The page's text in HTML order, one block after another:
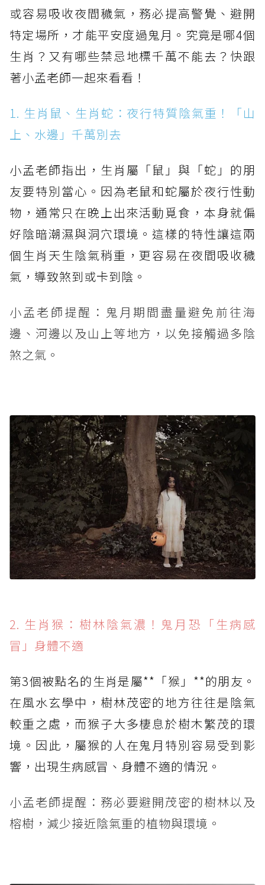
或容易吸收夜間穢氣，務必提高警覺、避開
特定場所，才能平安度過鬼月。究竟是哪4個
生肖？又有哪些禁忌地標千萬不能去？快跟
著小孟老師一起來看看！
1. 生肖鼠、生肖蛇：夜行特質陰氣重！「山
上、水邊」千萬別去
小孟老師指出，生肖屬「鼠」與「蛇」的朋
友要特別當心。因為老鼠和蛇屬於夜行性動
物，通常只在晚上出來活動覓食，本身就偏
好陰暗潮濕與洞穴環境。這樣的特性讓這兩
個生肖天生陰氣稍重，更容易在夜間吸收穢
氣，導致煞到或卡到陰。
小孟老師提醒：鬼月期間盡量避免前往海
邊、河邊以及山上等地方，以免接觸過多陰
煞之氣。
2. 生肖猴：樹林陰氣濃！鬼月恐「生病感
冒」身體不適
第3個被點名的生肖是屬**「猴」**的朋友。
在風水玄學中，樹林茂密的地方往往是陰氣
較重之處，而猴子大多棲息於樹木繁茂的環
境。因此，屬猴的人在鬼月特別容易受到影
響，出現生病感冒、身體不適的情況。
小孟老師提醒：務必要避開茂密的樹林以及
榕樹，減少接近陰氣重的植物與環境。